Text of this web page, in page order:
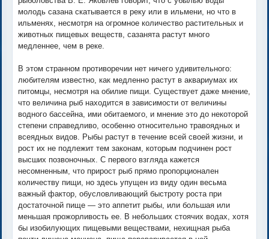
молодь сазана скатывается в реку или в ильмени, но что в
ильменях, несмотря на огромное количество растительных и
животных пищевых веществ, сазанята растут много
медленнее, чем в реке.
В этом странном противоречии нет ничего удивительного:
любителям известно, как медленно растут в аквариумах их
питомцы, несмотря на обилие пищи. Существует даже мнение,
что величина рыб находится в зависимости от величины
водного бассейна, ими обитаемого, и мнение это до некоторой
степени справедливо, особенно относительно травоядных и
всеядных видов. Рыбы растут в течение всей своей жизни, и
рост их не подлежит тем законам, которым подчинен рост
высших позвоночных. С первого взгляда кажется
несомненным, что прирост рыб прямо пропорционален
количеству пищи, но здесь упущен из виду один весьма
важный фактор, обусловливающий быстроту роста при
достаточной пище — это аппетит рыбы, или большая или
меньшая прожорливость ее. В небольших стоячих водах, хотя
бы изобилующих пищевыми веществами, нехищная рыба